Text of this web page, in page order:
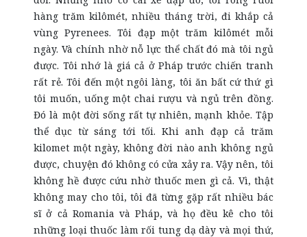
hàng trăm kilômét, nhiều tháng trời, đi khắp cả
vùng Pyrenees. Tôi đạp một trăm kilômét mỗi
ngày. Và chính nhờ nỗ lực thể chất đó mà tôi ngủ
được. Tôi nhớ là giá cả ở Pháp trước chiến tranh
rất rẻ. Tôi đến một ngôi làng, tôi ăn bất cứ thứ gì
tôi muốn, uống một chai rượu và ngủ trên đồng.
Đó là một đời sống rất tự nhiên, mạnh khỏe. Tập
thể dục từ sáng tới tối. Khi anh đạp cả trăm
kilomet một ngày, không đời nào anh không ngủ
được, chuyện đó không có cửa xảy ra. Vậy nên, tôi
không hề được cứu nhờ thuốc men gì cả. Vì, thật
không may cho tôi, tôi đã từng gặp rất nhiều bác
sĩ ở cả Romania và Pháp, và họ đều kê cho tôi
những loại thuốc làm rối tung dạ dày và mọi thứ,